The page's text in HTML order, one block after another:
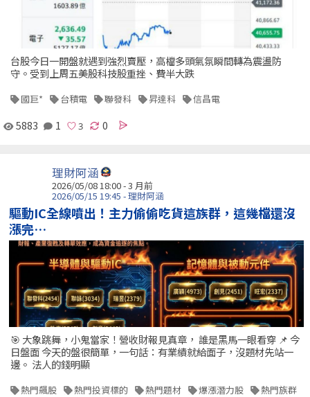
台股今日一開盤就遇到強烈賣壓，高檔多頭氣氛瞬間轉為震盪防
守。受到上周五美股科技股重挫、費半大跌
國巨* 台積電 聯發科 昇達科 信昌電
5883 1 0
理財阿涵
2026/05/08 18:00 - 3 月前
2026/05/15 19:45 - 理財阿涵
驅動IC全線噴出！主力偷偷吃貨這族群，這幾檔還沒
漲完…
🎯 大象跳舞，小鬼當家！營收財報見真章， 誰是黑馬一眼看穿 📌 今
日盤面 今天的盤很簡單，一句話：有業績就給面子，沒題材先站一
邊。 法人的錢明顯
熱門飆股 熱門投資標的 熱門題材 爆漲潛力股 熱門族群